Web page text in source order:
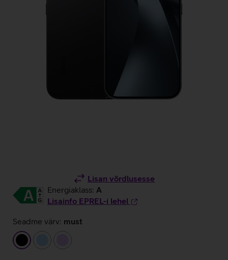
Lisan võrdlusesse
Energiaklass: A
Lisainfo EPREL-i lehel
Seadme värv: must
must